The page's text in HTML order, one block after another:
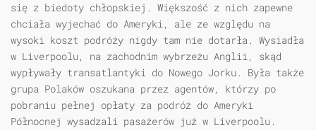
się z biedoty chłopskiej. Większość z nich zapewne
chciała wyjechać do Ameryki, ale ze względu na
wysoki koszt podróży nigdy tam nie dotarła. Wysiadła
w Liverpoolu, na zachodnim wybrzeżu Anglii, skąd
wypływały transatlantyki do Nowego Jorku. Była także
grupa Polaków oszukana przez agentów, którzy po
pobraniu pełnej opłaty za podróż do Ameryki
Północnej wysadzali pasażerów już w Liverpoolu.